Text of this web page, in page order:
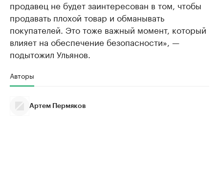
продавец не будет заинтересован в том, чтобы
продавать плохой товар и обманывать
покупателей. Это тоже важный момент, который
влияет на обеспечение безопасности», —
подытожил Ульянов.
Авторы
Артем Пермяков